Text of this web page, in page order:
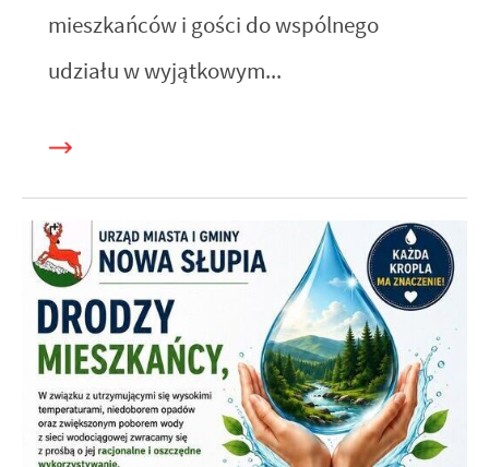
mieszkańców i gości do wspólnego
udziału w wyjątkowym...